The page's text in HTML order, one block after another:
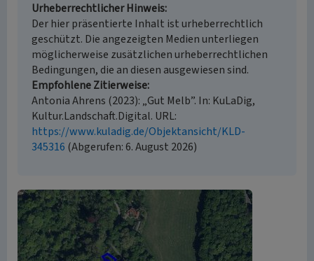
Urheberrechtlicher Hinweis
Der hier präsentierte Inhalt ist urheberrechtlich
geschützt. Die angezeigten Medien unterliegen
möglicherweise zusätzlichen urheberrechtlichen
Bedingungen, die an diesen ausgewiesen sind.
Empfohlene Zitierweise
Antonia Ahrens (2023): „Gut Melb”. In: KuLaDig,
Kultur.Landschaft.Digital. URL:
https://www.kuladig.de/Objektansicht/KLD-
345316 (Abgerufen: 6. August 2026)